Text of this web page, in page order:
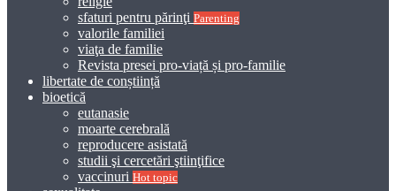
sfaturi pentru părinţi Parenting
valorile familiei
viaţa de familie
Revista presei pro-viață și pro-familie
libertate de conștiință
bioetică
eutanasie
moarte cerebrală
reproducere asistată
studii şi cercetări ştiinţifice
vaccinuri Hot topic